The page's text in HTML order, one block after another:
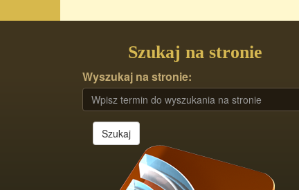
Szukaj na stronie
Wyszukaj na stronie:
Szukaj